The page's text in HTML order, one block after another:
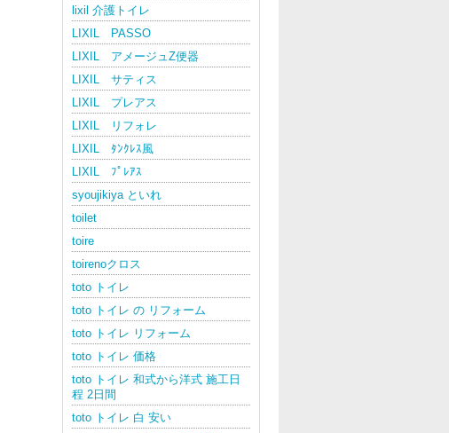
lixil 介護トイレ
LIXIL PASSO
LIXIL アメージュZ便器
LIXIL サティス
LIXIL プレアス
LIXIL リフォレ
LIXIL ﾀﾝｸﾚｽ風
LIXIL ﾌﾟﾚｱｽ
syoujikiya といれ
toilet
toire
toirenoクロス
toto トイレ
toto トイレ の リフォーム
toto トイレ リフォーム
toto トイレ 価格
toto トイレ 和式から洋式 施工日
程 2日間
toto トイレ 白 安い